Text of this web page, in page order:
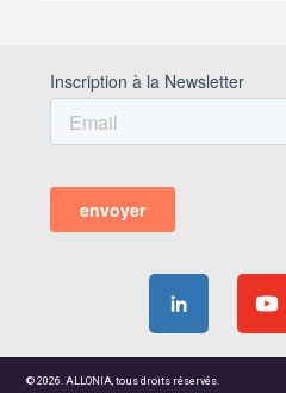
© 2026. ALLONIA, tous droits réservés.